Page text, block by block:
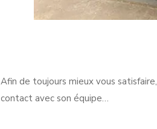
Afin de toujours mieux vous satisfaire,
contact avec son équipe…